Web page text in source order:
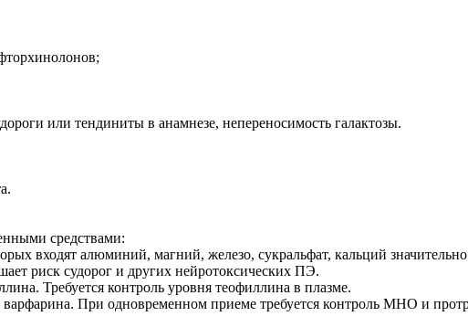
или тендиниты в анамнезе, непереносимость галактозы.
средствами:
входят алюминий, магний, железо, сукральфат, кальций
риск судорог и других нейротоксических ПЭ.
Требуется контроль уровня теофиллина в плазме.
При одновременном приеме требуется контроль МНО и